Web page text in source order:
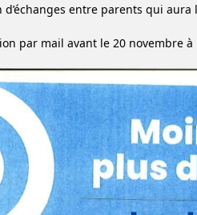
d’échanges entre parents qui
par mail avant le 20 novembre à